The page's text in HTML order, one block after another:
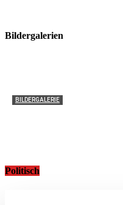
Bildergalerien
BILDERGALERIE
Politisch